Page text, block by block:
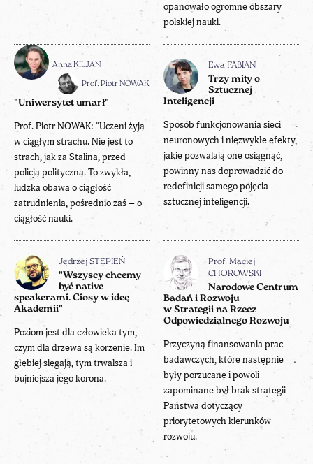
opanowało ogromne obszary
polskiej nauki.
Anna KILJAN
Prof. Piotr NOWAK
"Uniwersytet umarł"
Prof. Piotr NOWAK: "Uczeni żyją
w ciągłym strachu. Nie jest to
strach, jak za Stalina, przed
policją polityczną. To zwykła,
ludzka obawa o ciągłość
zatrudnienia, pośrednio zaś – o
ciągłość nauki.
Ewa FABIAN
Trzy mity o
Sztucznej
Inteligencji
Sposób funkcjonowania sieci
neuronowych i niezwykłe efekty,
jakie pozwalają one osiągnąć,
powinny nas doprowadzić do
redefinicji samego pojęcia
sztucznej inteligencji.
Jędrzej STĘPIEŃ
"Wszyscy chcemy
być native
speakerami. Ciosy w ideę
Akademii"
Poziom jest dla człowieka tym,
czym dla drzewa są korzenie. Im
głębiej sięgają, tym trwalsza i
bujniejsza jego korona.
Prof. Maciej
CHOROWSKI
Narodowe Centrum
Badań i Rozwoju
w Strategii na Rzecz
Odpowiedzialnego Rozwoju
Przyczyną finansowania prac
badawczych, które następnie
były porzucane i powoli
zapominane był brak strategii
Państwa dotyczący
priorytetowych kierunków
rozwoju.